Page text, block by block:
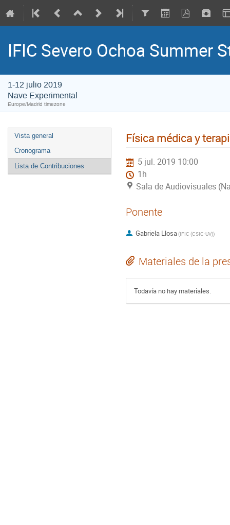
IFIC Severo Ochoa Summer
1-12 julio 2019
Nave Experimental
Europe/Madrid timezone
Vista general
Cronograma
Lista de Contribuciones
Física médica y
5 jul. 2019 10:00
1h
Sala de Audiovisuales
Ponente
Gabriela Llosa(IFIC (CSIC-UV))
Materiales de la
Todavía no hay materiales.